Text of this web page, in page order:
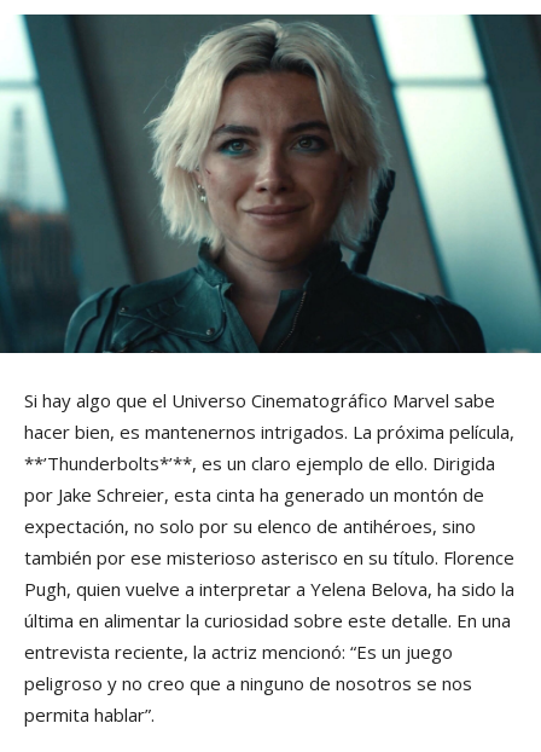
Si hay algo que el Universo Cinematográfico Marvel sabe
hacer bien, es mantenernos intrigados. La próxima película,
**’Thunderbolts*’**, es un claro ejemplo de ello. Dirigida
por Jake Schreier, esta cinta ha generado un montón de
expectación, no solo por su elenco de antihéroes, sino
también por ese misterioso asterisco en su título. Florence
Pugh, quien vuelve a interpretar a Yelena Belova, ha sido la
última en alimentar la curiosidad sobre este detalle. En una
entrevista reciente, la actriz mencionó: “Es un juego
peligroso y no creo que a ninguno de nosotros se nos
permita hablar”.